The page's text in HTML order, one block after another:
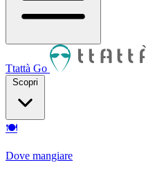
Ttattà Go
Scopri
🍽
Dove mangiare